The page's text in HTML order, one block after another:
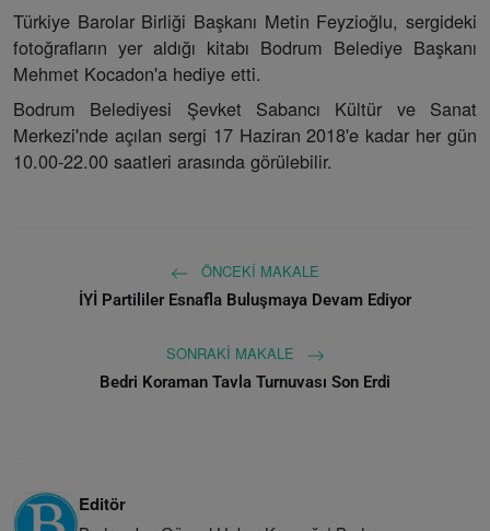
Türkiye Barolar Birliği Başkanı Metin Feyzioğlu, sergideki
fotoğrafların yer aldığı kitabı Bodrum Belediye Başkanı
Mehmet Kocadon'a hediye etti.
Bodrum Belediyesi Şevket Sabancı Kültür ve Sanat
Merkezi'nde açılan sergi 17 Haziran 2018'e kadar her gün
10.00-22.00 saatleri arasında görülebilir.
ÖNCEKI MAKALE
İYİ Partililer Esnafla Buluşmaya Devam Ediyor
SONRAKI MAKALE
Bedri Koraman Tavla Turnuvası Son Erdi
Editör